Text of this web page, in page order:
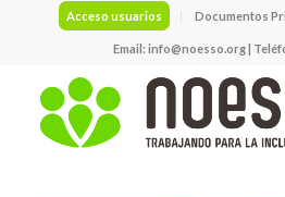
Acceso usuarios Documentos
Email:info@noesso.org|